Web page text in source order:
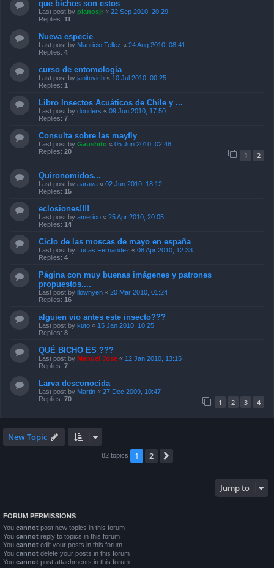
que bichos son estos
Last post by planosjr « 22 Sep 2010, 20:29
Replies: 11
Nueva especie
Last post by Mauricio Tellez « 24 Aug 2010, 08:41
Replies: 4
curso de entomologia
Last post by janitovich « 10 Jul 2010, 00:25
Replies: 1
Libro Insectos Acuáticos de Chile y ...
Last post by donders « 09 Jun 2010, 17:50
Replies: 7
Consulta sobre las mayfly
Last post by Gaushito « 05 Jun 2010, 02:48
Replies: 20 1 2
Quironomidos...
Last post by aaraya « 02 Jun 2010, 18:12
Replies: 15
eclosiones!!!!
Last post by americo « 25 Apr 2010, 20:05
Replies: 14
Ciclo de las moscas de mayo en españa
Last post by Lucas Fernandez « 08 Apr 2010, 12:33
Replies: 4
Página con muy buenas imágenes y patrones
propuestos....
Last post by llownyen « 20 Mar 2010, 01:24
Replies: 16
alguien vio antes este insecto???
Last post by kuto « 15 Jan 2010, 10:25
Replies: 8
QUÉ BICHO ES ???
Last post by Manuel Jose « 12 Jan 2010, 13:15
Replies: 7
Larva desconocida
Last post by Martin « 27 Dec 2009, 10:47
Replies: 70 1 2 3 4
New Topic
82 topics 1 2
Jump to
FORUM PERMISSIONS
You cannot post new topics in this forum
You cannot reply to topics in this forum
You cannot edit your posts in this forum
You cannot delete your posts in this forum
You cannot post attachments in this forum